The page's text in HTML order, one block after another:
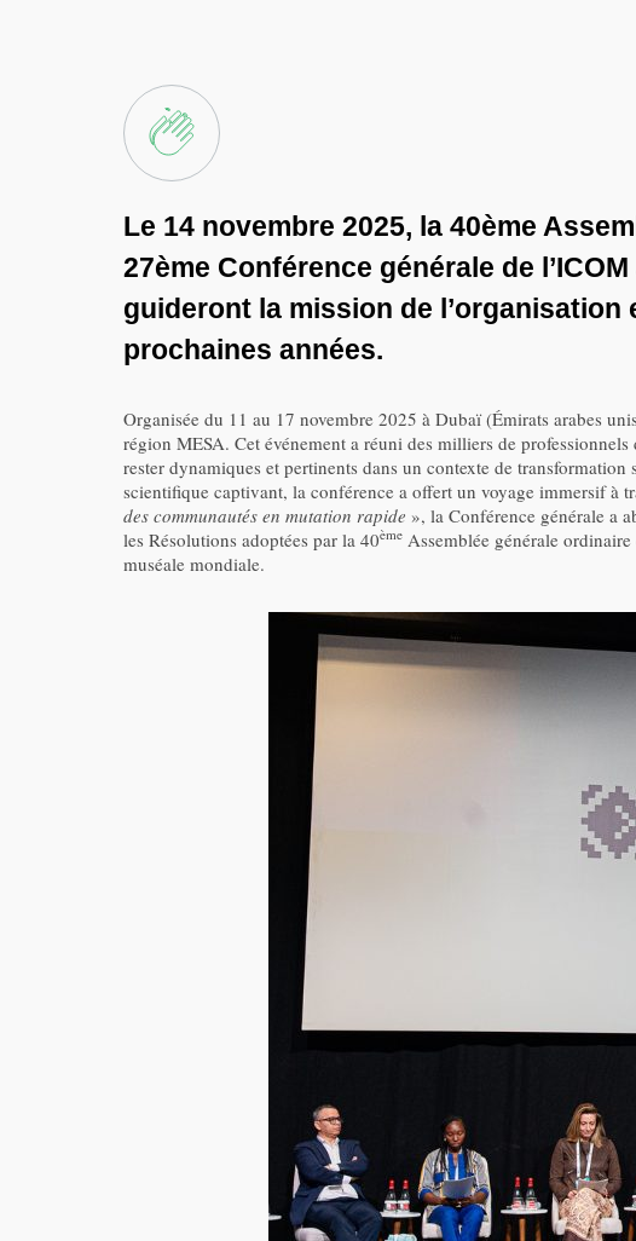
Le 14 novembre 2025, la 40ème
27ème Conférence générale de
guideront la mission de
prochaines années.
Organisée du 11 au 17 novembre 2025 à Dubaï (Émirats arabes
région MESA. Cet événement a réuni des milliers de
rester dynamiques et pertinents dans un contexte de
scientifique captivant, la conférence a offert un voyage immersif à
des communautés en mutation rapide », la Conférence générale a
les Résolutions adoptées par la 40ème Assemblée générale
muséale mondiale.